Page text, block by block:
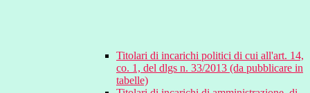
Titolari di incarichi politici di cui all'art. 14,
co. 1, del dlgs n. 33/2013 (da pubblicare in
tabelle)